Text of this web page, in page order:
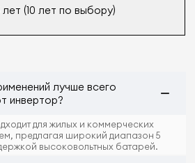
лет (10 лет по выбору)
лучше всего
инвертор?
для жилых и коммерческих
предлагая широкий диапазон 5
высоковольтных батарей.